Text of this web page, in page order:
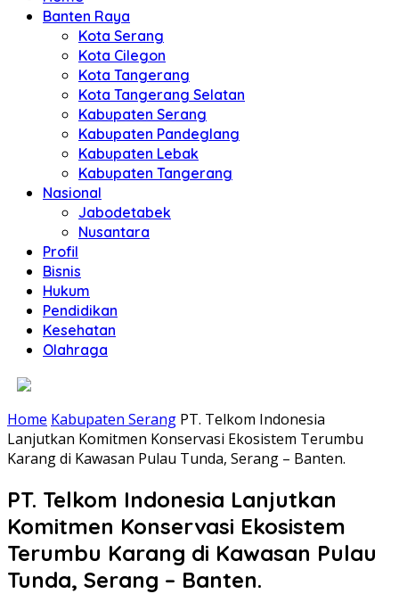
Banten Raya
Kota Serang
Kota Cilegon
Kota Tangerang
Kota Tangerang Selatan
Kabupaten Serang
Kabupaten Pandeglang
Kabupaten Lebak
Kabupaten Tangerang
Nasional
Jabodetabek
Nusantara
Profil
Bisnis
Hukum
Pendidikan
Kesehatan
Olahraga
Home Kabupaten Serang PT. Telkom Indonesia
Lanjutkan Komitmen Konservasi Ekosistem Terumbu
Karang di Kawasan Pulau Tunda, Serang – Banten.
PT. Telkom Indonesia Lanjutkan
Komitmen Konservasi Ekosistem
Terumbu Karang di Kawasan Pulau
Tunda, Serang – Banten.